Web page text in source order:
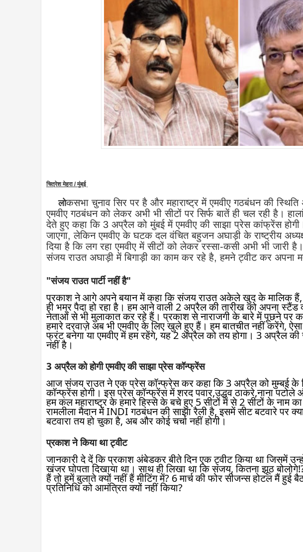
चित्रेश मेहरा / मुंबई
लोकसभा चुनाव सिर पर है और महाराष्ट्र में एमवीए गठबंधन की स्थिति
एमवीए गठबंधन को लेकर अभी भी सीटों पर सिर्फ बातें ही चल रही है।
देते हुए कहा कि 3 अप्रैल को मुंबई में एमवीए की साझा प्रेस कांफ्रेंस
जाएगा, लेकिन एमवीए के घटक दल वंचित बहुजन अघाड़ी के राष्ट्रीय
दिया है कि लग रहा एमवीए में सीटों को लेकर रस्सा-कसी अभी भी
संजय राउत अघाड़ी में बिगाड़ी का काम कर रहे है, हमने ट्वीट कर अपना
"संजय राउत पार्टी नहीं है"
प्रकाश ने आगे अपने बयान में कहा कि संजय राउत अकेले खुद के मालिक हैं,
ही भम्र पैदा हो रहा है। हम आने वाली 2 अप्रैल की तारीख को अपना
नेताओं से भी मुलाकात कर रहे हैं। प्रकाश से नाराजगी के बारे में पूछने पर
हमारे दरवाज़े अब भी एमवीए के लिए खुले हुए हैं। हम बातचीत नहीं करेंगे,
फ्रंट बनेगा या एमवीए में हम रहेंगे, यह 2 अप्रैल को तय होगा। 3 अप्रैल
नहीं है।
3 अप्रैल को होगी एमवीए की साझा प्रेस कॉन्फ्रेंस
आज संजय राउत ने एक प्रेस कॉन्फ्रेस कर कहा कि 3 अप्रैल को मुम्बई के
कॉन्फ्रेंस होगी। इस प्रेस कॉन्फ्रेंस में शरद पवार,उद्धव ठाकरे,नाना पटोले
हम कल महाराष्ट्र के हमारे हिस्से के बचे हुए 5 सीटों में से 2 सीटों के नाम
रामलीला मैदान में INDI गठबंधन की साझा रैली है, इसमें सीट बटवारे पर क्या
बटवारा तय हो चुका है, अब और कोई चर्चा नहीं होगी।
प्रकाश ने किया था ट्वीट
जानकारी दे दें कि प्रकाश अंबेडकर बीते दिन एक ट्वीट किया था जिसमें
खंजर घोपता दिखाया था। साथ ही लिखा था कि संजय, कितना झूठ
हैं तो हमें बुलाते क्यों नहीं हैं मीटिंग में? 6 मार्च की फोर सीजन्स होटल मैं
प्रतिनिधि को आमंत्रित क्यों नहीं किया?